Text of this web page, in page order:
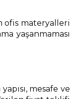
ofis materyalleri
yaşanmaması
mesafe ve